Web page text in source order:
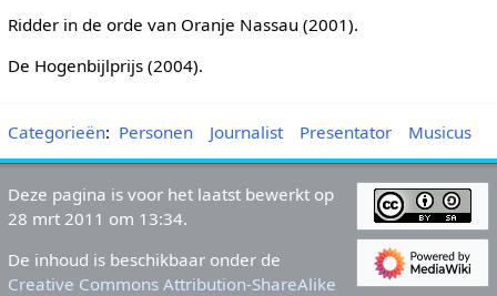
Ridder in de orde van Oranje Nassau (2001).
De Hogenbijlprijs (2004).
Categorieën: Personen Journalist Presentator Musicus
Deze pagina is voor het laatst bewerkt op
28 mrt 2011 om 13:34.
De inhoud is beschikbaar onder de
Creative Commons Attribution-ShareAlike